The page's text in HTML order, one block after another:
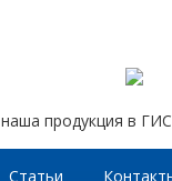
наша продукция в
Статьи